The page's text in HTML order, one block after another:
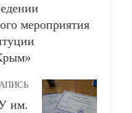
мероприятия
им.